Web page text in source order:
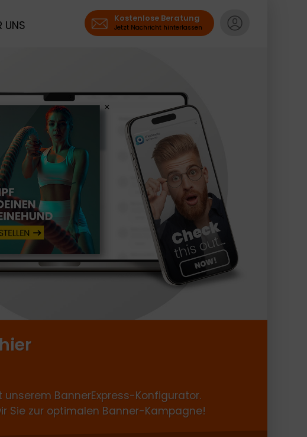
UNS
Kostenlose Beratung
Jetzt Nachricht hinterlassen
BannerExpress-Konfigurator.
Sie zur optimalen Banner-Kampagne!